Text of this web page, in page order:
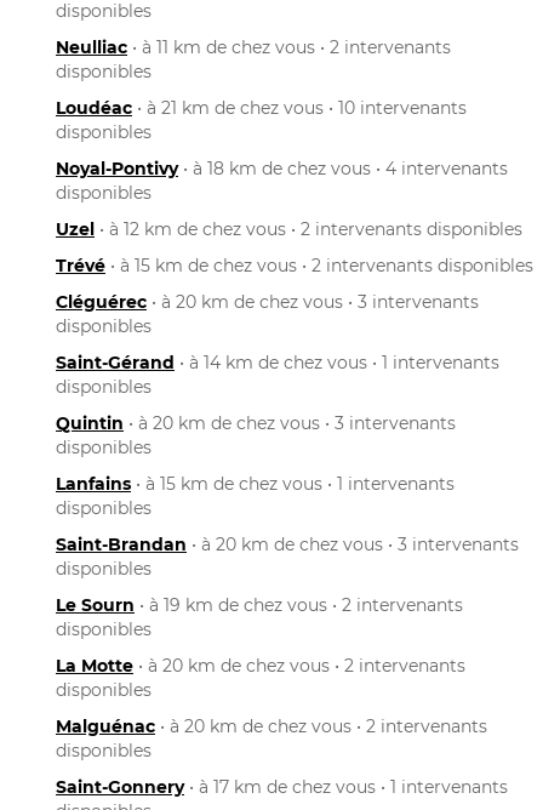
disponibles
Neulliac • à 11 km de chez vous • 2 intervenants
disponibles
Loudéac • à 21 km de chez vous • 10 intervenants
disponibles
Noyal-Pontivy• à 18 km de chez vous • 4 intervenants
disponibles
Uzel • à 12 km de chez vous • 2 intervenants disponibles
Trévé • à 15 km de chez vous • 2 intervenants disponibles
Cléguérec • à 20 km de chez vous • 3 intervenants
disponibles
Saint-Gérand • à 14 km de chez vous • 1 intervenants
disponibles
Quintin • à 20 km de chez vous • 3 intervenants
disponibles
Lanfains • à 15 km de chez vous • 1 intervenants
disponibles
Saint-Brandan • à 20 km de chez vous • 3 intervenants
disponibles
Le Sourn • à 19 km de chez vous • 2 intervenants
disponibles
La Motte • à 20 km de chez vous • 2 intervenants
disponibles
Malguénac • à 20 km de chez vous • 2 intervenants
disponibles
Saint-Gonnery• à 17 km de chez vous • 1 intervenants